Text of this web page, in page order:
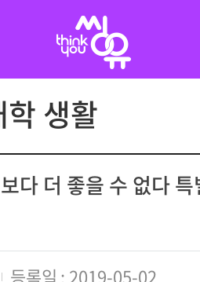
생활
다 더 좋을 수 없다
등록일 2019-05-02